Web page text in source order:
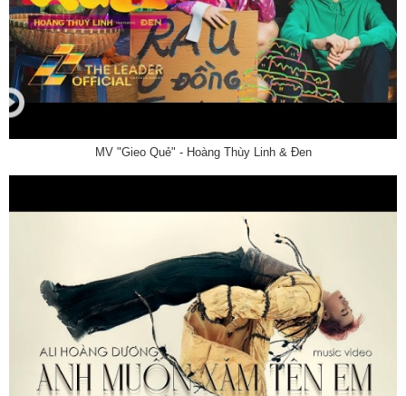
MV "Gieo Quẻ" - Hoàng Thùy Linh & Đen